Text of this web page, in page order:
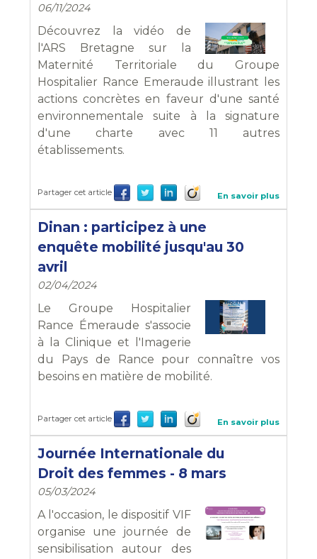
06/11/2024
Découvrez la vidéo de
l'ARS Bretagne sur la
Maternité Territoriale du Groupe
Hospitalier Rance Emeraude illustrant les
actions concrètes en faveur d'une santé
environnementale suite à la signature
d'une charte avec 11 autres
établissements.
Partager cet article En savoir plus
Dinan : participez à une
enquête mobilité jusqu'au 30
avril
02/04/2024
Le Groupe Hospitalier
Rance Émeraude s'associe
à la Clinique et l'Imagerie
du Pays de Rance pour connaître vos
besoins en matière de mobilité.
Partager cet article En savoir plus
Journée Internationale du
Droit des femmes - 8 mars
05/03/2024
A l'occasion, le dispositif VIF
organise une journée de
sensibilisation autour des